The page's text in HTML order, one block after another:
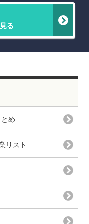
る
め
リスト